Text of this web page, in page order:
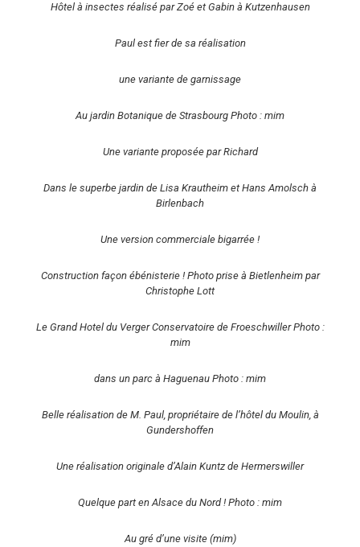
Hôtel à insectes réalisé par Zoé et Gabin à Kutzenhausen
Paul est fier de sa réalisation
une variante de garnissage
Au jardin Botanique de Strasbourg Photo : mim
Une variante proposée par Richard
Dans le superbe jardin de Lisa Krautheim et Hans Amolsch à
Birlenbach
Une version commerciale bigarrée !
Construction façon ébénisterie ! Photo prise à Bietlenheim par
Christophe Lott
Le Grand Hotel du Verger Conservatoire de Froeschwiller Photo :
mim
dans un parc à Haguenau Photo : mim
Belle réalisation de M. Paul, propriétaire de l’hôtel du Moulin, à
Gundershoffen
Une réalisation originale d’Alain Kuntz de Hermerswiller
Quelque part en Alsace du Nord ! Photo : mim
Au gré d’une visite (mim)